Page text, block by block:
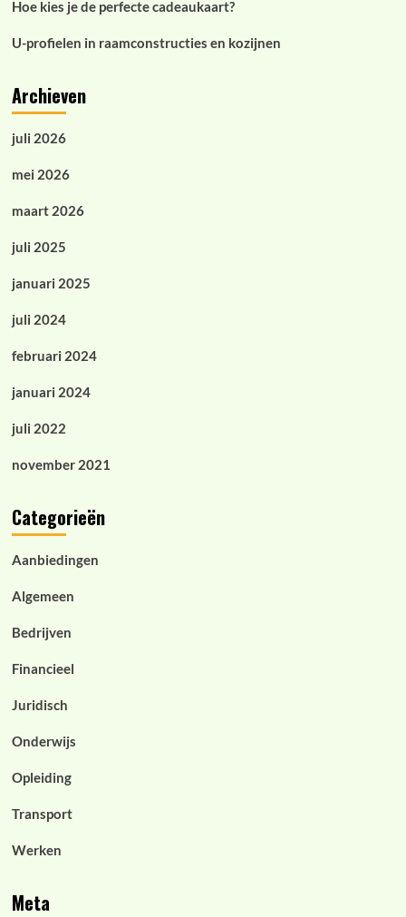
Hoe kies je de perfecte cadeaukaart?
U-profielen in raamconstructies en kozijnen
Archieven
juli 2026
mei 2026
maart 2026
juli 2025
januari 2025
juli 2024
februari 2024
januari 2024
juli 2022
november 2021
Categorieën
Aanbiedingen
Algemeen
Bedrijven
Financieel
Juridisch
Onderwijs
Opleiding
Transport
Werken
Meta